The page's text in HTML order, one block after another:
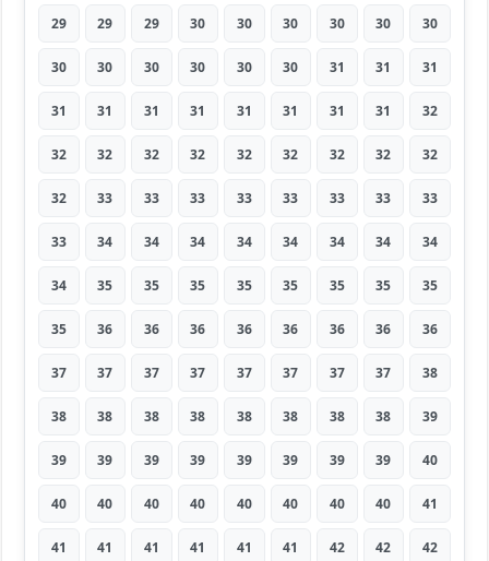
29 29 29 30 30 30 30 30 30
30 30 30 30 30 30 31 31 31
31 31 31 31 31 31 31 31 32
32 32 32 32 32 32 32 32 32
32 33 33 33 33 33 33 33 33
33 34 34 34 34 34 34 34 34
34 35 35 35 35 35 35 35 35
35 36 36 36 36 36 36 36 36
37 37 37 37 37 37 37 37 38
38 38 38 38 38 38 38 38 39
39 39 39 39 39 39 39 39 40
40 40 40 40 40 40 40 40 41
41 41 41 41 41 41 42 42 42